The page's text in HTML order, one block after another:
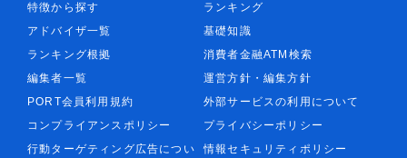
特徴から探す
ランキング
アドバイザ一覧
基礎知識
ランキング根拠
消費者金融ATM検索
編集者一覧
運営方針・編集方針
PORT会員利用規約
外部サービスの利用について
コンプライアンスポリシー
プライバシーポリシー
行動ターゲティング広告につい
情報セキュリティポリシー